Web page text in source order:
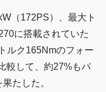
（172PS）、最大ト
に搭載されていた
ルク165Nmのフォー
較して、約27%もパ
たした。